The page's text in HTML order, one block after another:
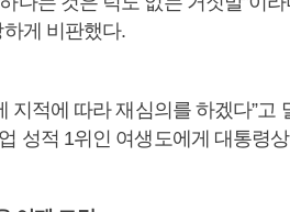
게 비판했다.
지적에 따라 재심의를 하겠다”고
성적 1위인 여생도에게 대통령